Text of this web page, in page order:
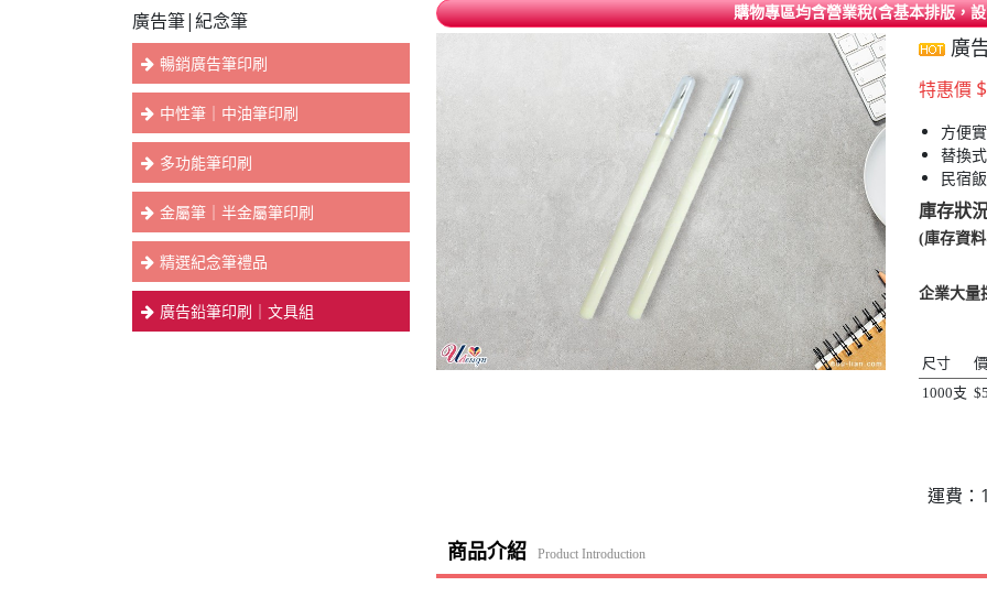
廣告筆|紀念筆
暢銷廣告筆印刷
中性筆｜中油筆印刷
多功能筆印刷
金屬筆｜半金屬筆印刷
精選紀念筆禮品
廣告鉛筆印刷｜文具組
購物專區均含營業稅(含基本排版，
廣
特惠價
方便
替換
民宿
庫存狀
(庫存資
企業大量
尺寸
1000支
運費：
商品介紹 Product Introduction